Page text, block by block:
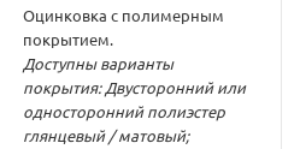
Оцинковка с полимерным
покрытием.
Доступны варианты
покрытия: Двусторонний или
односторонний полиэстер
глянцевый / матовый;